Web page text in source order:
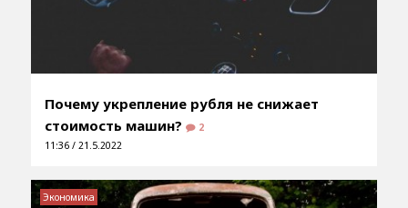
Почему укрепление рубля не снижает
стоимость машин?
2
11:36 / 21.5.2022
Экономика